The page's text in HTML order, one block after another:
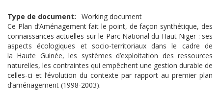
Type de document
Working document
Ce Plan d’Aménagement fait le point, de façon synthétique, des
connaissances actuelles sur le Parc National du Haut Niger : ses
aspects écologiques et socio-territoriaux dans le cadre de
la Haute Guinée, les systèmes d’exploitation des ressources
naturelles, les contraintes qui empêchent une gestion durable de
celles-ci et l’évolution du contexte par rapport au premier plan
d’aménagement (1998-2003).